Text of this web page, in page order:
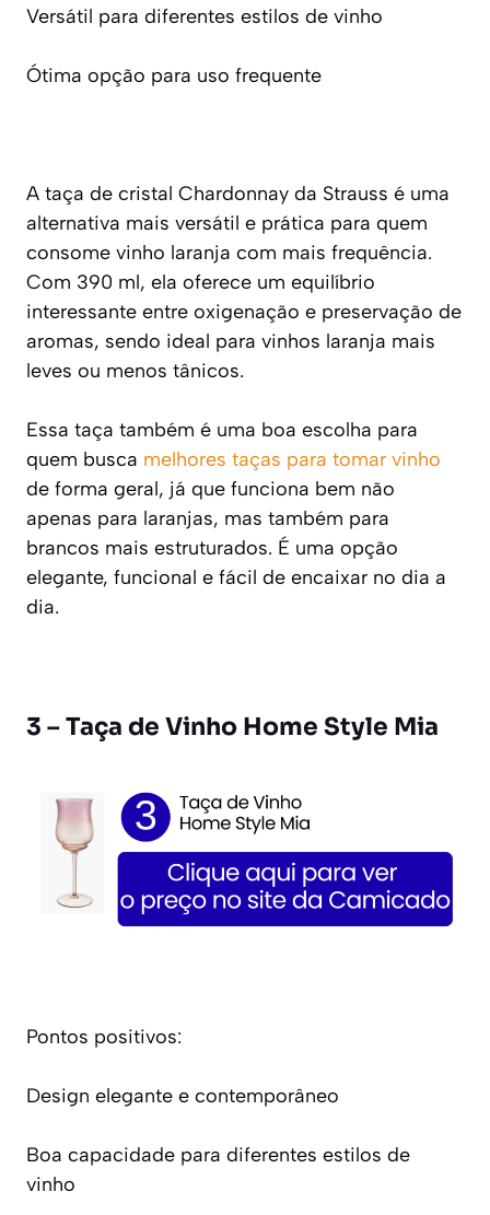
Versátil para diferentes estilos de vinho
Ótima opção para uso frequente
A taça de cristal Chardonnay da Strauss é uma
alternativa mais versátil e prática para quem
consome vinho laranja com mais frequência.
Com 390 ml, ela oferece um equilíbrio
interessante entre oxigenação e preservação de
aromas, sendo ideal para vinhos laranja mais
leves ou menos tânicos.
Essa taça também é uma boa escolha para
quem busca melhores taças para tomar vinho
de forma geral, já que funciona bem não
apenas para laranjas, mas também para
brancos mais estruturados. É uma opção
elegante, funcional e fácil de encaixar no dia a
dia.
3 – Taça de Vinho Home Style Mia
Pontos positivos:
Design elegante e contemporâneo
Boa capacidade para diferentes estilos de
vinho